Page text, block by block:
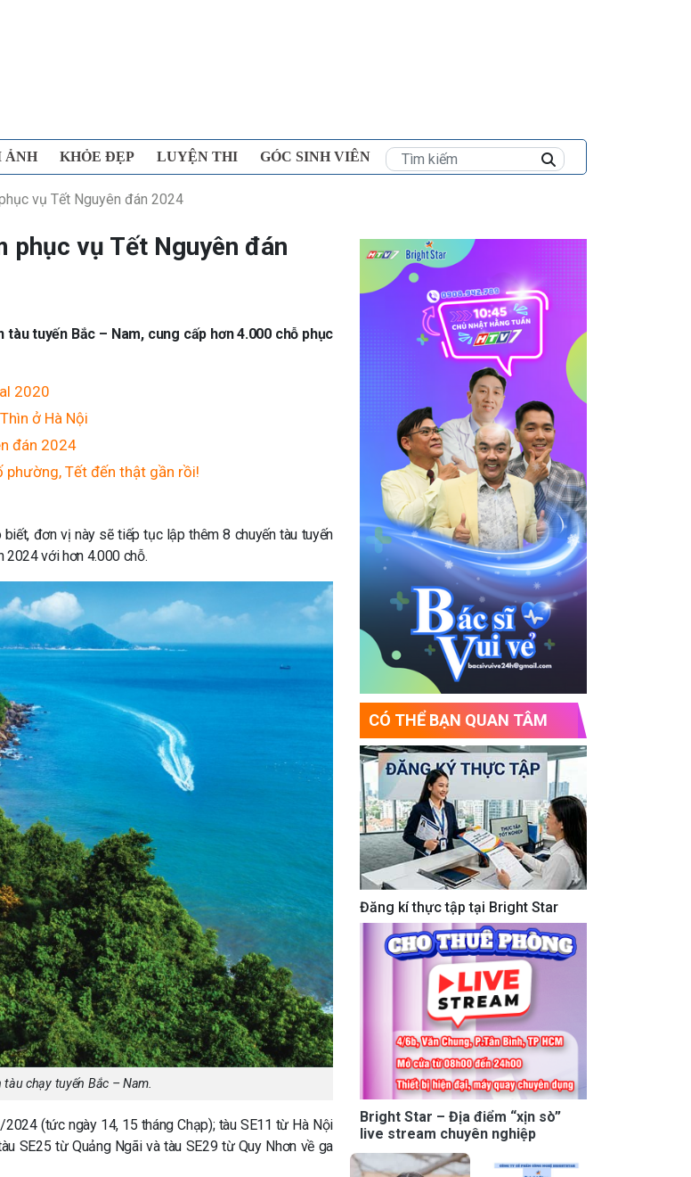
ẢNH KHỎE ĐẸP LUYỆN THI GÓC SINH VIÊN
vụ Tết Nguyên đán 2024
phục vụ Tết Nguyên đán
tuyến Bắc – Nam, cung cấp hơn 4.000 chỗ phục
2020
ở Hà Nội
đán 2024
phường, Tết đến thật gần rồi!
đơn vị này sẽ tiếp tục lập thêm 8 chuyến tàu tuyến
2024 với hơn 4.000 chỗ.
chạy tuyến Bắc – Nam.
(tức ngày 14, 15 tháng Chạp); tàu SE11 từ Hà Nội
SE25 từ Quảng Ngãi và tàu SE29 từ Quy Nhơn về ga
CÓ THỂ BẠN QUAN TÂM
Đăng kí thực tập tại Bright Star
Bright Star – Địa điểm “xịn sò”
live stream chuyên nghiệp